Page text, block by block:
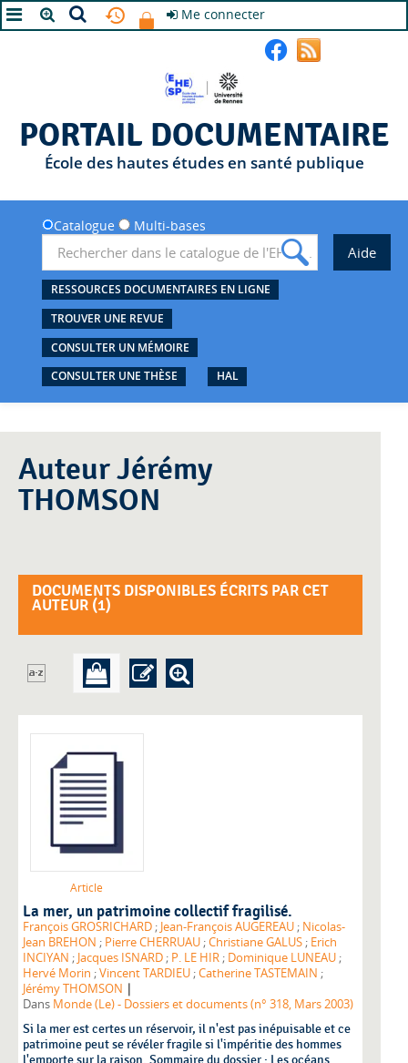
Me connecter
PORTAIL DOCUMENTAIRE
École des hautes études en santé publique
Catalogue Multi-bases
RESSOURCES DOCUMENTAIRES EN LIGNE
TROUVER UNE REVUE
CONSULTER UN MÉMOIRE
CONSULTER UNE THÈSE
HAL
Auteur Jérémy
THOMSON
DOCUMENTS DISPONIBLES ÉCRITS PAR CET
AUTEUR (1)
Article
La mer, un patrimoine collectif fragilisé.
François GROSRICHARD ; Jean-François AUGEREAU ; Nicolas-
Jean BREHON ; Pierre CHERRUAU ;Christiane GALUS ; Erich
INCIYAN ; Jacques ISNARD ; P. LE HIR ; Dominique LUNEAU ;
Hervé Morin ;Vincent TARDIEU ;Catherine TASTEMAIN ;
Jérémy THOMSON |
Dans Monde (Le) - Dossiers et documents (n° 318, Mars 2003)
Si la mer est certes un réservoir, il n'est pas inépuisable et ce
patrimoine peut se révéler fragile si l'impéritie des hommes